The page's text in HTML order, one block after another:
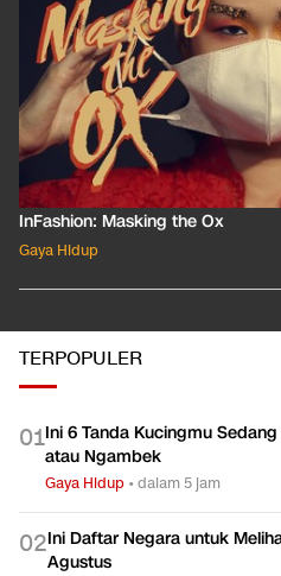
InFashion: Masking the Ox
Gaya Hidup
TERPOPULER
01Ini 6 Tanda Kucingmu
atau Ngambek
Gaya Hidup •dalam 5 jam
02Ini Daftar Negara untuk
Agustus